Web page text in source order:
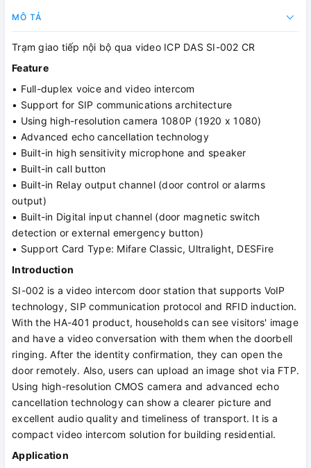
MÔ TẢ
Trạm giao tiếp nội bộ qua video ICP DAS SI-002 CR
Feature
• Full-duplex voice and video intercom
• Support for SIP communications architecture
• Using high-resolution camera 1080P (1920 x 1080)
• Advanced echo cancellation technology
• Built-in high sensitivity microphone and speaker
• Built-in call button
• Built-in Relay output channel (door control or alarms
output)
• Built-in Digital input channel (door magnetic switch
detection or external emergency button)
• Support Card Type: Mifare Classic, Ultralight, DESFire
Introduction
SI-002 is a video intercom door station that supports VoIP
technology, SIP communication protocol and RFID induction.
With the HA-401 product, households can see visitors' image
and have a video conversation with them when the doorbell
ringing. After the identity confirmation, they can open the
door remotely. Also, users can upload an image shot via FTP.
Using high-resolution CMOS camera and advanced echo
cancellation technology can show a clearer picture and
excellent audio quality and timeliness of transport. It is a
compact video intercom solution for building residential.
Application